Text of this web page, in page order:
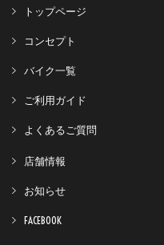
トップページ
コンセプト
バイク一覧
ご利用ガイド
よくあるご質問
店舗情報
お知らせ
FACEBOOK